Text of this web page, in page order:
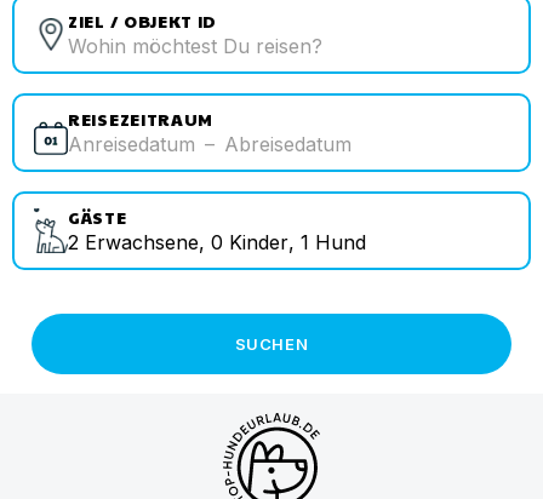
ZIEL / OBJEKT ID
REISEZEITRAUM
Anreisedatum – Abreisedatum
GÄSTE
2 Erwachsene, 0 Kinder, 1 Hund
SUCHEN